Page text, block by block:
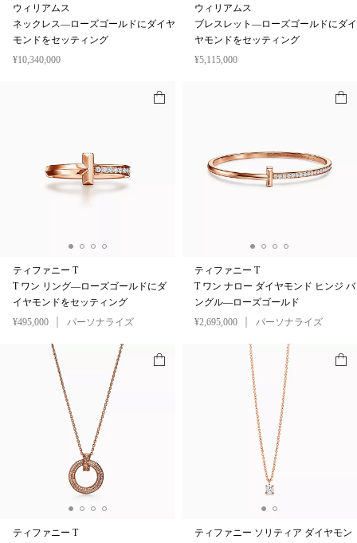
ウィリアムス
ネックレス—ローズゴールドにダイヤ
モンドをセッティング
¥10,340,000
ウィリアムス
ブレスレット—ローズゴールドにダイ
ヤモンドをセッティング
¥5,115,000
ティファニー T
T ワン リング—ローズゴールドにダ
イヤモンドをセッティング
¥495,000
パーソナライズ
ティファニー T
T ワン ナロー ダイヤモンド ヒンジ バ
ングル—ローズゴールド
¥2,695,000
パーソナライズ
ティファニー T
ティファニー ソリティア ダイヤモン